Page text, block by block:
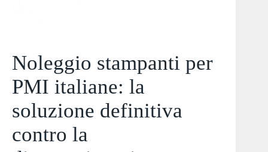
Noleggio stampanti per
PMI italiane: la
soluzione definitiva
contro la